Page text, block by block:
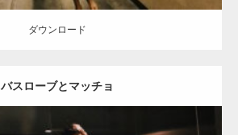
ダウンロード
バスローブとマッチョ